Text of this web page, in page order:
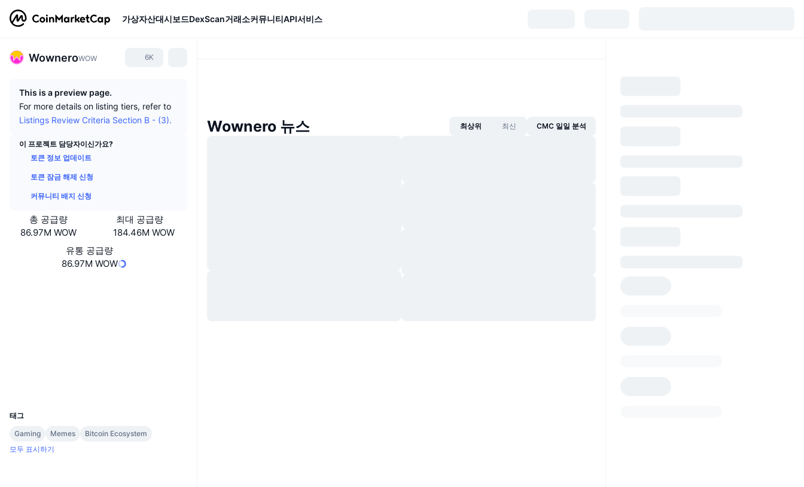
가상자산대시보드DexScan거래소커뮤니티API서비스
WowneroWOW 6K
This is a preview page.
For more details on listing tiers, refer to
Listings Review Criteria Section B - (3).
이 프로젝트 담당자이신가요?
토큰 정보 업데이트
토큰 잠금 해제 신청
커뮤니티 배지 신청
총 공급량
86.97M WOW
최대 공급량
184.46M WOW
유통 공급량
86.97M WOW
태그
Gaming
Memes
Bitcoin Ecosystem
모두 표시하기
Wownero 뉴스 최상위 최신 CMC 일일 분석